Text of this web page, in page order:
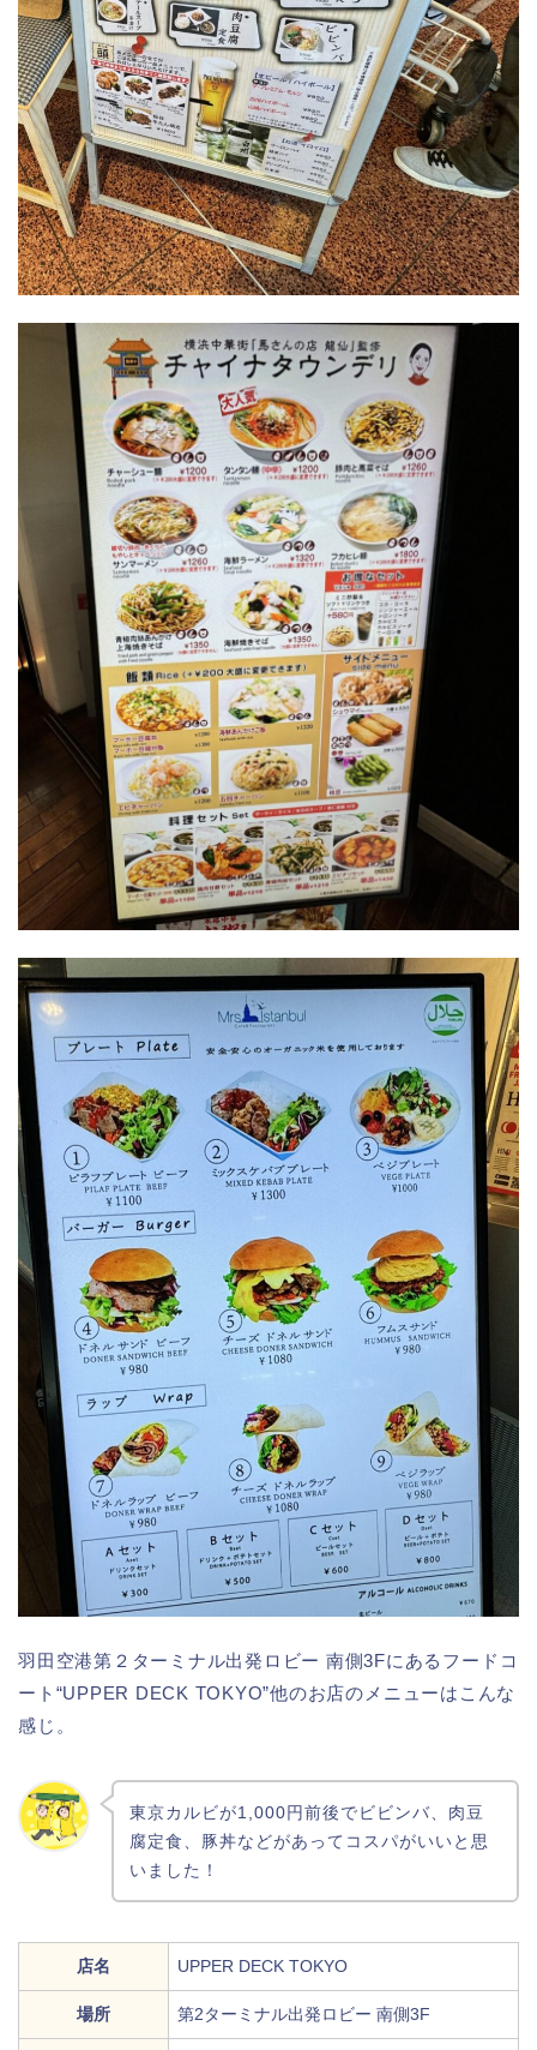
羽田空港第２ターミナル出発ロビー 南側3Fにあるフードコ
ート“UPPER DECK TOKYO”他のお店のメニューはこんな
感じ。
東京カルビが1,000円前後でビビンバ、肉豆
腐定食、豚丼などがあってコスパがいいと思
いました！
店名 UPPER DECK TOKYO
場所 第2ターミナル出発ロビー 南側3F